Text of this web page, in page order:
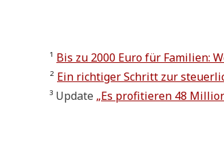
¹ Bis zu 2000 Euro für Fami­li­en:
² Ein rich­ti­ger Schritt zur
³ Update „Es pro­fi­tie­ren 48